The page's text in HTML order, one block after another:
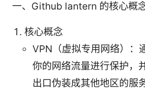
一、Github lantern 的核心概
核心概念
VPN（虚拟专用网络）：
你的网络流量进行保护，
出口伪装成其他地区的服